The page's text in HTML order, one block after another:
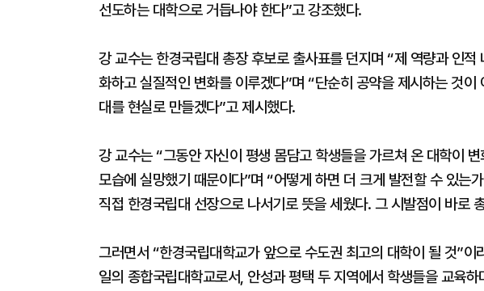
선도하는 대학으로 거듭나야 한다”고 강조했다.
강 교수는 한경국립대 총장 후보로 출사표를 던지며 “제 역량과 인
화하고 실질적인 변화를 이루겠다”며 “단순히 공약을 제시하는 것이
대를 현실로 만들겠다”고 제시했다.
강 교수는 “그동안 자신이 평생 몸담고 학생들을 가르쳐 온 대학이
모습에 실망했기 때문이다”며 “어떻게 하면 더 크게 발전할 수 있는
직접 한경국립대 선장으로 나서기로 뜻을 세웠다. 그 시발점이 바로
그러면서 “한경국립대학교가 앞으로 수도권 최고의 대학이 될 것”
일의 종합국립대학교로서, 안성과 평택 두 지역에서 학생들을 교육